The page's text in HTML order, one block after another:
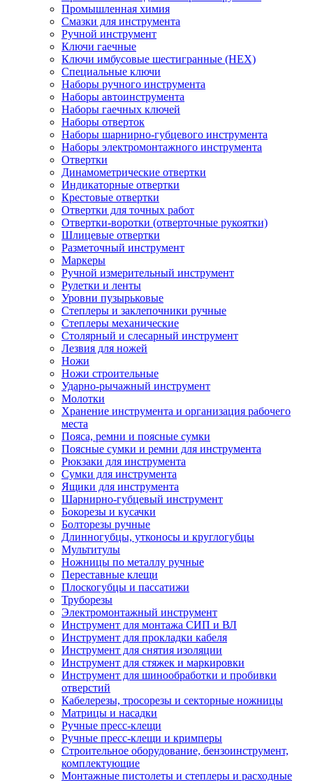
Промышленная химия
Смазки для инструмента
Ручной инструмент
Ключи гаечные
Ключи имбусовые шестигранные (HEX)
Специальные ключи
Наборы ручного инструмента
Наборы автоинструмента
Наборы гаечных ключей
Наборы отверток
Наборы шарнирно-губцевого инструмента
Наборы электромонтажного инструмента
Отвертки
Динамометрические отвертки
Индикаторные отвертки
Крестовые отвертки
Отвертки для точных работ
Отвертки-воротки (отверточные рукоятки)
Шлицевые отвертки
Разметочный инструмент
Маркеры
Ручной измерительный инструмент
Рулетки и ленты
Уровни пузырьковые
Степлеры и заклепочники ручные
Степлеры механические
Столярный и слесарный инструмент
Лезвия для ножей
Ножи
Ножи строительные
Ударно-рычажный инструмент
Молотки
Хранение инструмента и организация рабочего
места
Пояса, ремни и поясные сумки
Поясные сумки и ремни для инструмента
Рюкзаки для инструмента
Сумки для инструмента
Ящики для инструмента
Шарнирно-губцевый инструмент
Бокорезы и кусачки
Болторезы ручные
Длинногубцы, утконосы и круглогубцы
Мультитулы
Ножницы по металлу ручные
Переставные клещи
Плоскогубцы и пассатижи
Труборезы
Электромонтажный инструмент
Инструмент для монтажа СИП и ВЛ
Инструмент для прокладки кабеля
Инструмент для снятия изоляции
Инструмент для стяжек и маркировки
Инструмент для шинообработки и пробивки
отверстий
Кабелерезы, тросорезы и секторные ножницы
Матрицы и насадки
Ручные пресс-клещи
Ручные пресс-клещи и кримперы
Строительное оборудование, бензоинструмент,
комплектующие
Монтажные пистолеты и степлеры и расходные